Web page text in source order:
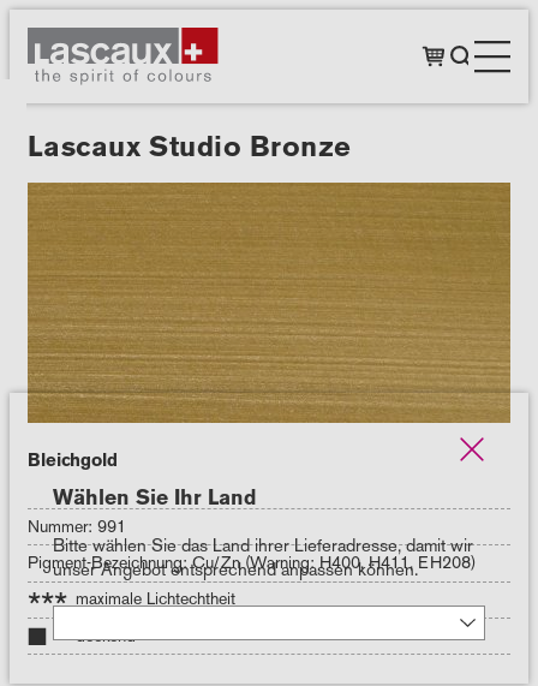
Lascaux Studio Bronze
Bleichgold
Nummer: 991
Pigment-Bezeichnung: Cu/Zn (Warning: H400, H411, EH208)
*** maximale Lichtechtheit
deckend
Wählen Sie Ihr Land
Bitte wählen Sie das Land ihrer Lieferadresse, damit wir
unser Angebot entsprechend anpassen können.